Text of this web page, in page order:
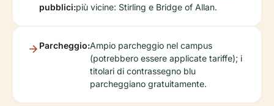
pubblici:più vicine: Stirling e Bridge of Allan.
Parcheggio:Ampio parcheggio nel campus
(potrebbero essere applicate tariffe); i
titolari di contrassegno blu
parcheggiano gratuitamente.